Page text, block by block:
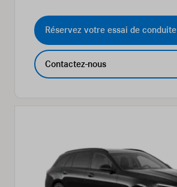
Réservez votre essai de conduite
Contactez-nous